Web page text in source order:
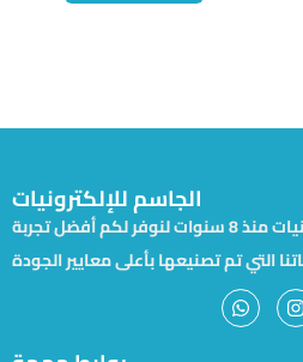
الجاسم للإلكترونيات
تأسس الجاسم للإلكترونيات منذ 8 سنوات لنوفر لكم أفضل تجربة
التي تم تصنيعها بأعلى معايير الجودة